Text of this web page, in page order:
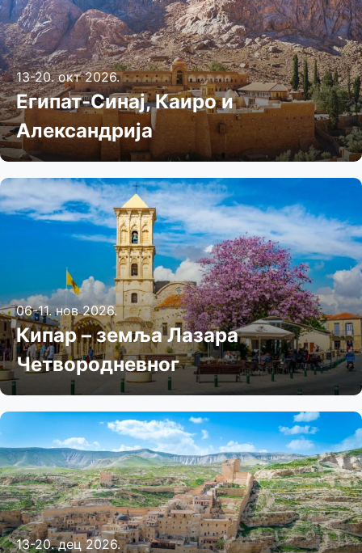
13-20. окт 2026.
Египат-Синај, Каиро и
Александрија
06-11. нов 2026.
Кипар – земља Лазара
Четвородневног
13-20. дец 2026.